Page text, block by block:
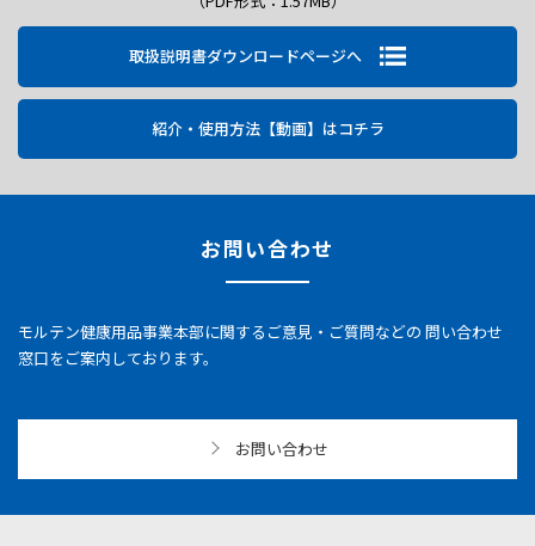
取扱説明書ダウンロードページへ
紹介・使用方法【動画】はコチラ
お問い合わせ
モルテン健康用品事業本部に関するご意見・ご質問などの 問い合わせ
窓口をご案内しております。
お問い合わせ